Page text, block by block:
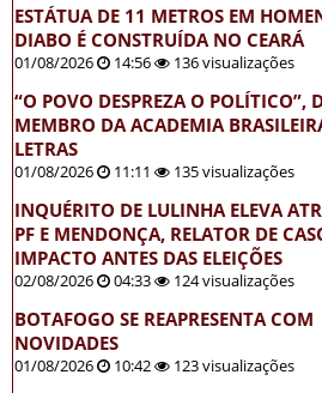
ESTÁTUA DE 11 METROS EM
DIABO É CONSTRUÍDA NO CEARÁ
01/08/2026 14:56 136 visualizações
“O POVO DESPREZA O POLÍTICO”,
MEMBRO DA ACADEMIA
LETRAS
01/08/2026 11:11 135 visualizações
INQUÉRITO DE LULINHA ELEVA
PF E MENDONÇA, RELATOR DE
IMPACTO ANTES DAS ELEIÇÕES
02/08/2026 04:33 124 visualizações
BOTAFOGO SE REAPRESENTA COM
NOVIDADES
01/08/2026 10:42 123 visualizações